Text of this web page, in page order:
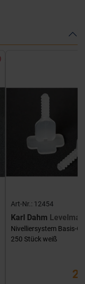
Art-Nr.: 12454
Karl Dahm Levelmac
Nivelliersystem Basis-
250 Stück weiß